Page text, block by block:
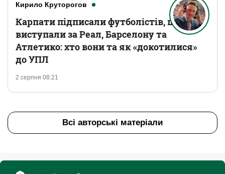
Кирило Круторогов
2 серпня 08:21
Карпати підписали футболістів, що
виступали за Реал, Барселону та
Атлетико: хто вони та як «докотилися»
до УПЛ
Всі авторські матеріали